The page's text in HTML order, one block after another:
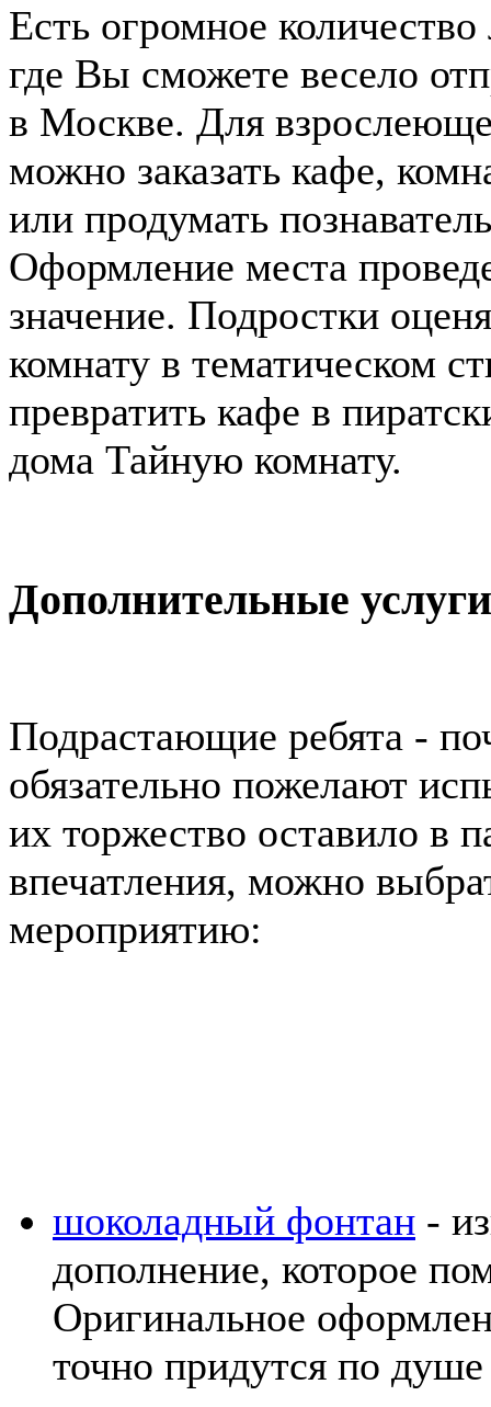
Есть огромное
где Вы сможете весело
в Москве. Для
можно заказать кафе,
или продумать
Оформление места
значение. Подростки
комнату в тематическом
превратить кафе в
дома Тайную комнату.
Дополнительные услуги
Подрастающие ребята -
обязательно пожелают
их торжество оставило в
впечатления, можно
мероприятию:
шоколадный фонтан -
дополнение, которое
Оригинальное
точно придутся по